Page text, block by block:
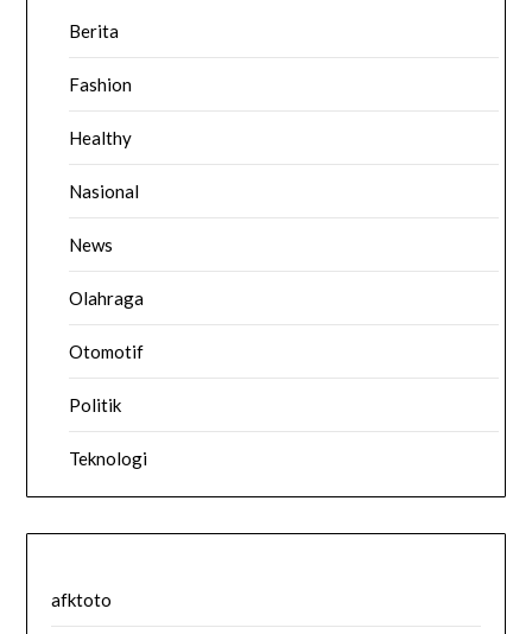
Berita
Fashion
Healthy
Nasional
News
Olahraga
Otomotif
Politik
Teknologi
afktoto